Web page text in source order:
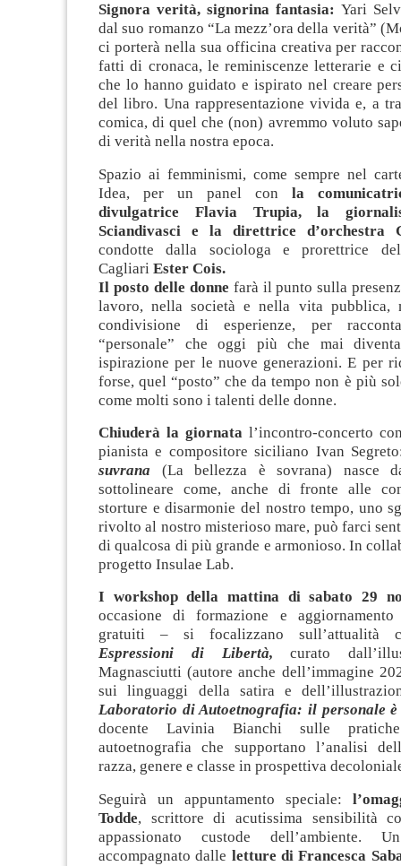
Signora verità, signorina fantasia: Yari
dal suo romanzo “La mezz’ora della verità”
ci porterà nella sua officina creativa per
fatti di cronaca, le reminiscenze letterarie e
che lo hanno guidato e ispirato nel creare
del libro. Una rappresentazione vivida e, a
comica, di quel che (non) avremmo voluto
di verità nella nostra epoca.
Spazio ai femminismi, come sempre nel
Idea, per un panel con la
divulgatrice Flavia Trupia, la
Sciandivasci e la direttrice d’orchestra
condotte dalla sociologa e prorettrice
Cagliari Ester Cois.
Il posto delle donne farà il punto sulla
lavoro, nella società e nella vita pubblica,
condivisione di esperienze, per
“personale” che oggi più che mai
ispirazione per le nuove generazioni. E per
forse, quel “posto” che da tempo non è più
come molti sono i talenti delle donne.
Chiuderà la giornata l’incontro-concerto
pianista e compositore siciliano Ivan
suvrana (La bellezza è sovrana) nasce
sottolineare come, anche di fronte alle
storture e disarmonie del nostro tempo, uno
rivolto al nostro misterioso mare, può farci
di qualcosa di più grande e armonioso. In
progetto Insulae Lab.
I workshop della mattina di sabato 29
occasione di formazione e aggiornamento
gratuiti – si focalizzano sull’attualità
Espressioni di Libertà,curato
Magnasciutti (autore anche dell’immagine
sui linguaggi della satira e
Laboratorio di Autoetnografia: il personale
docente Lavinia Bianchi sulle
autoetnografia che supportano l’analisi
razza, genere e classe in prospettiva
Seguirà un appuntamento speciale:
Todde, scrittore di acutissima sensibilità
appassionato custode dell’ambiente.
accompagnato dalle letture di Francesca